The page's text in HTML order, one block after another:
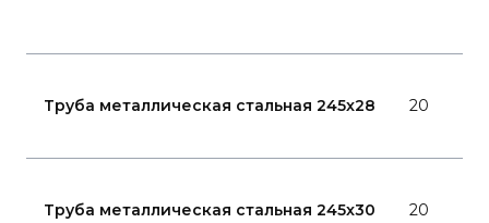
Труба металлическая стальная 245x28 20
Труба металлическая стальная 245x30 20